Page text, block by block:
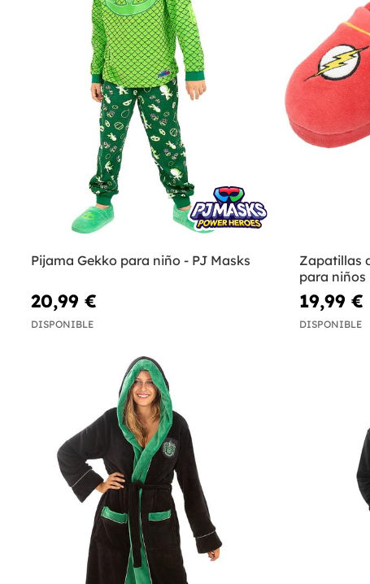
Pijama Gekko para niño - PJ Masks
20,99 €
DISPONIBLE
Zapatillas
para niños
19,99 €
DISPONIBLE